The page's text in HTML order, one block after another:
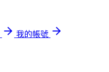
我的帳號